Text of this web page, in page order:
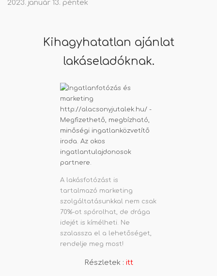
2023. január 13. péntek
Kihagyhatatlan ajánlat
lakáseladóknak.
A lakásfotózást is
tartalmazó marketing
szolgáltatásunkkal nem csak
70%-ot spórolhat, de drága
idejét is kímélheti. Ne
szalassza el a lehetőséget,
rendelje meg most!
Részletek : itt